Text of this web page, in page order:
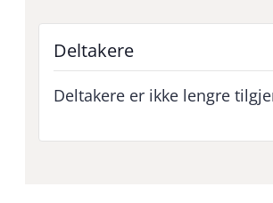
Deltakere
Deltakere er ikke lengre